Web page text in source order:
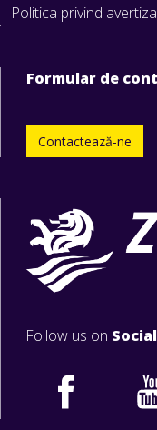
Politica privind
Formular de
Contactează-ne
Follow us on